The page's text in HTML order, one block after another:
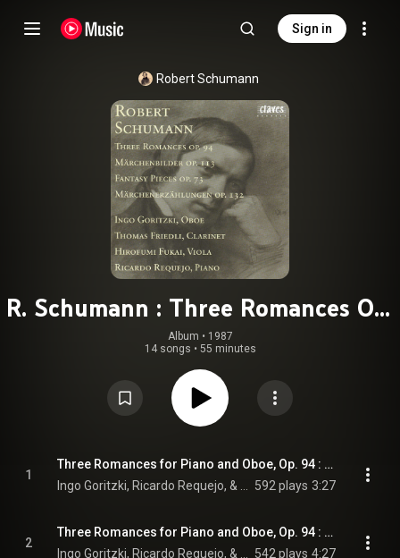
Sign in
Robert Schumann
R. Schumann : Three Romances Op.
94 - Märchenbilder Op. 113 -
Fantasy Pieces Op. 73 -
Märchenerzählungen Op. 132
Album • 1987
14 songs • 55 minutes
1
Three Romances for Piano and Oboe, Op. 94 : I. Nicht schnell (feat. Ricardo Requejo)
592 plays 3:27
2
Three Romances for Piano and Oboe, Op. 94 : II. Einfach, innig (feat. Ricardo Requejo)
542 plays 4:27